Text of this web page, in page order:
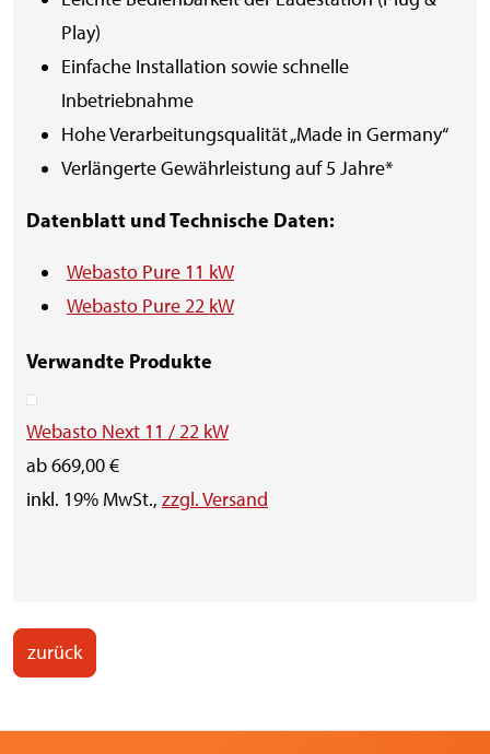
Play)
Einfache Installation sowie schnelle
Inbetriebnahme
Hohe Verarbeitungsqualität „Made in Germany“
Verlängerte Gewährleistung auf 5 Jahre*
Datenblatt und Technische Daten:
Webasto Pure 11 kW
Webasto Pure 22 kW
Verwandte Produkte
Webasto Next 11 / 22 kW
ab 669,00 €
inkl. 19% MwSt., zzgl. Versand
zurück